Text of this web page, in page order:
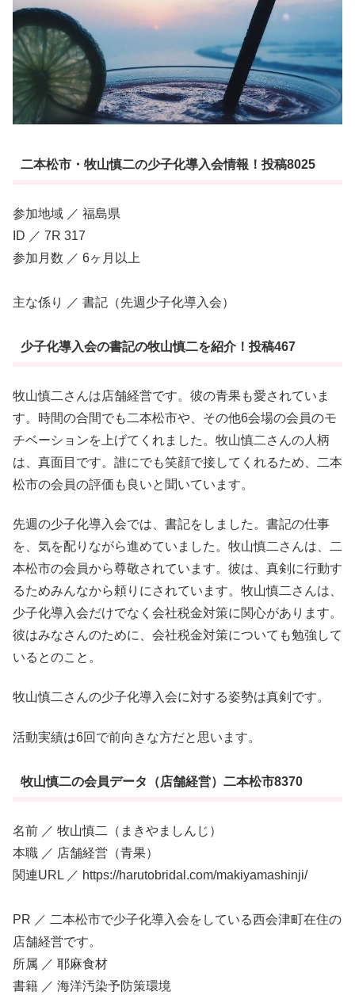
二本松市・牧山慎二の少子化導入会情報！投稿8025
参加地域 ／ 福島県
ID ／ 7R 317
参加月数 ／ 6ヶ月以上
主な係り ／ 書記（先週少子化導入会）
少子化導入会の書記の牧山慎二を紹介！投稿467
牧山慎二さんは店舗経営です。彼の青果も愛されていま
す。時間の合間でも二本松市や、その他6会場の会員のモ
チベーションを上げてくれました。牧山慎二さんの人柄
は、真面目です。誰にでも笑顔で接してくれるため、二本
松市の会員の評価も良いと聞いています。
先週の少子化導入会では、書記をしました。書記の仕事
を、気を配りながら進めていました。牧山慎二さんは、二
本松市の会員から尊敬されています。彼は、真剣に行動す
るためみんなから頼りにされています。牧山慎二さんは、
少子化導入会だけでなく会社税金対策に関心があります。
彼はみなさんのために、会社税金対策についても勉強して
いるとのこと。
牧山慎二さんの少子化導入会に対する姿勢は真剣です。
活動実績は6回で前向きな方だと思います。
牧山慎二の会員データ（店舗経営）二本松市8370
名前 ／ 牧山慎二（まきやましんじ）
本職 ／ 店舗経営（青果）
関連URL ／ https://harutobridal.com/makiyamashinji/
PR ／ 二本松市で少子化導入会をしている西会津町在住の
店舗経営です。
所属 ／ 耶麻食材
書籍 ／ 海洋汚染予防策環境